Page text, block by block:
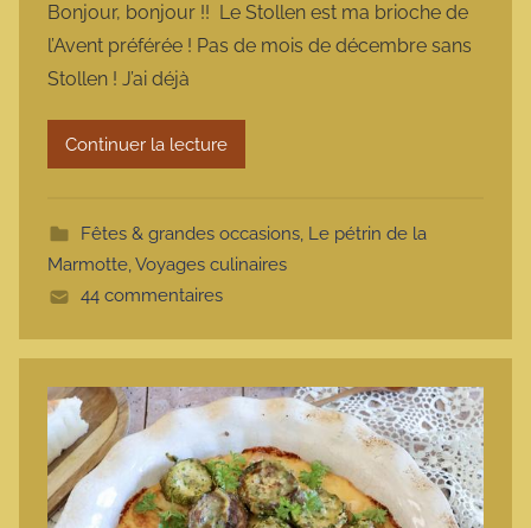
r
m
t
e
Bonjour, bonjour !! Le Stollen est ma brioche de
l’Avent préférée ! Pas de mois de décembre sans
Stollen ! J’ai déjà
Continuer la lecture
Fêtes & grandes occasions, Le pétrin de la
Marmotte,Voyages culinaires
44 commentaires